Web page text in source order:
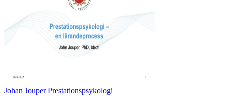
Johan Jouper Prestationspsykologi